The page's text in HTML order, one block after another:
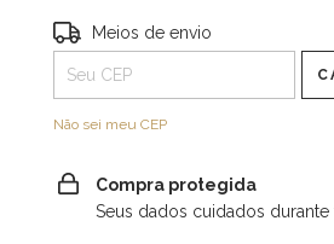
Entregas para o CEP:
Meios de envio
Não sei meu CEP
Compra protegida
Seus dados cuidados durante